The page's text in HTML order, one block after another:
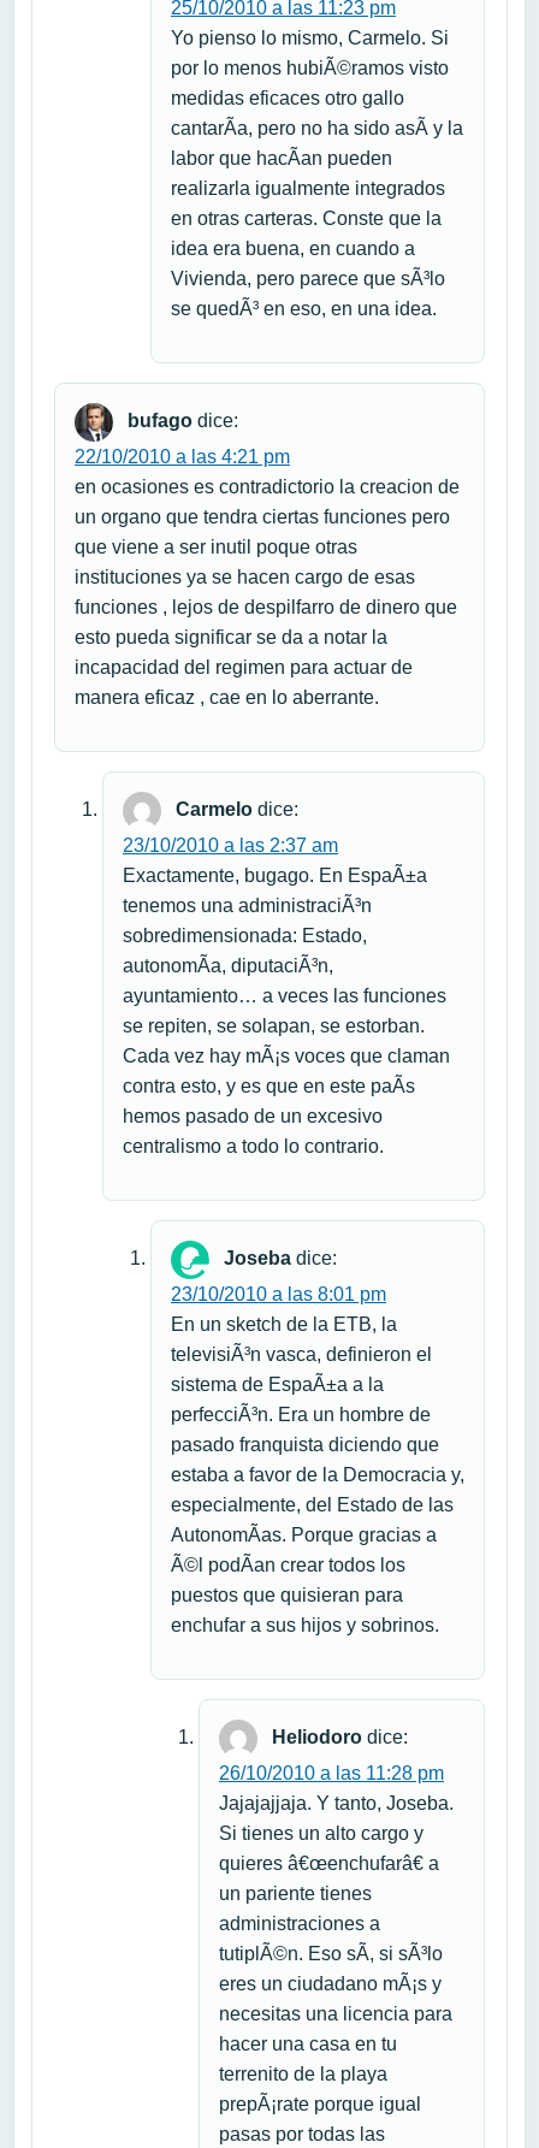
25/10/2010 a las 11:23 pm
Yo pienso lo mismo, Carmelo. Si
por lo menos hubiÃ©ramos visto
medidas eficaces otro gallo
cantarÃ­a, pero no ha sido asÃ­ y la
labor que hacÃ­an pueden
realizarla igualmente integrados
en otras carteras. Conste que la
idea era buena, en cuando a
Vivienda, pero parece que sÃ³lo
se quedÃ³ en eso, en una idea.
bufago dice:
22/10/2010 a las 4:21 pm
en ocasiones es contradictorio la creacion de
un organo que tendra ciertas funciones pero
que viene a ser inutil poque otras
instituciones ya se hacen cargo de esas
funciones , lejos de despilfarro de dinero que
esto pueda significar se da a notar la
incapacidad del regimen para actuar de
manera eficaz , cae en lo aberrante.
Carmelo dice:
23/10/2010 a las 2:37 am
Exactamente, bugago. En EspaÃ±a
tenemos una administraciÃ³n
sobredimensionada: Estado,
autonomÃ­a, diputaciÃ³n,
ayuntamiento… a veces las funciones
se repiten, se solapan, se estorban.
Cada vez hay mÃ¡s voces que claman
contra esto, y es que en este paÃ­s
hemos pasado de un excesivo
centralismo a todo lo contrario.
Joseba dice:
23/10/2010 a las 8:01 pm
En un sketch de la ETB, la
televisiÃ³n vasca, definieron el
sistema de EspaÃ±a a la
perfecciÃ³n. Era un hombre de
pasado franquista diciendo que
estaba a favor de la Democracia y,
especialmente, del Estado de las
AutonomÃ­as. Porque gracias a
Ã©l podÃ­an crear todos los
puestos que quisieran para
enchufar a sus hijos y sobrinos.
Heliodoro dice:
26/10/2010 a las 11:28 pm
Jajajajjaja. Y tanto, Joseba.
Si tienes un alto cargo y
quieres â€œenchufarâ€ a
un pariente tienes
administraciones a
tutiplÃ©n. Eso sÃ­, si sÃ³lo
eres un ciudadano mÃ¡s y
necesitas una licencia para
hacer una casa en tu
terrenito de la playa
prepÃ¡rate porque igual
pasas por todas las